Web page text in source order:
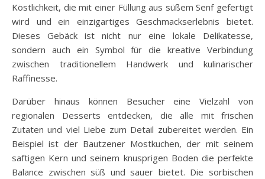
Köstlichkeit, die mit einer Füllung aus süßem Senf gefertigt
wird und ein einzigartiges Geschmackserlebnis bietet.
Dieses Gebäck ist nicht nur eine lokale Delikatesse,
sondern auch ein Symbol für die kreative Verbindung
zwischen traditionellem Handwerk und kulinarischer
Raffinesse.
Darüber hinaus können Besucher eine Vielzahl von
regionalen Desserts entdecken, die alle mit frischen
Zutaten und viel Liebe zum Detail zubereitet werden. Ein
Beispiel ist der Bautzener Mostkuchen, der mit seinem
saftigen Kern und seinem knusprigen Boden die perfekte
Balance zwischen süß und sauer bietet. Die sorbischen